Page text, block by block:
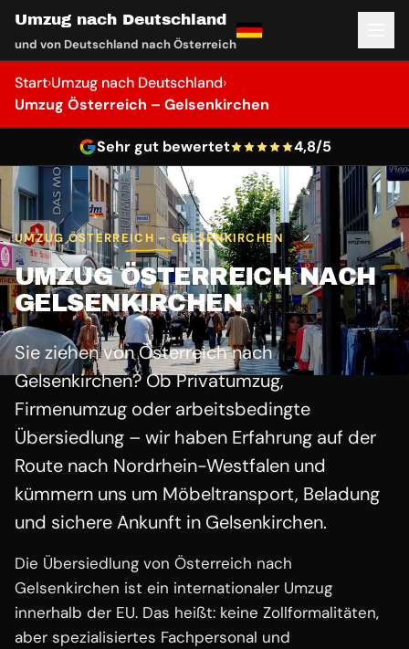
Umzug nach Deutschland
und von Deutschland nach Österreich
Start›Umzug nach Deutschland›
Umzug Österreich – Gelsenkirchen
Sehr gut bewertet 4,8/5
UMZUG ÖSTERREICH – GELSENKIRCHEN
UMZUG ÖSTERREICH NACH
GELSENKIRCHEN
Sie ziehen von Österreich nach
Gelsenkirchen? Ob Privatumzug,
Firmenumzug oder arbeitsbedingte
Übersiedlung – wir haben Erfahrung auf der
Route nach Nordrhein-Westfalen und
kümmern uns um Möbeltransport, Beladung
und sichere Ankunft in Gelsenkirchen.
Die Übersiedlung von Österreich nach
Gelsenkirchen ist ein internationaler Umzug
innerhalb der EU. Das heißt: keine Zollformalitäten,
aber spezialisiertes Fachpersonal und